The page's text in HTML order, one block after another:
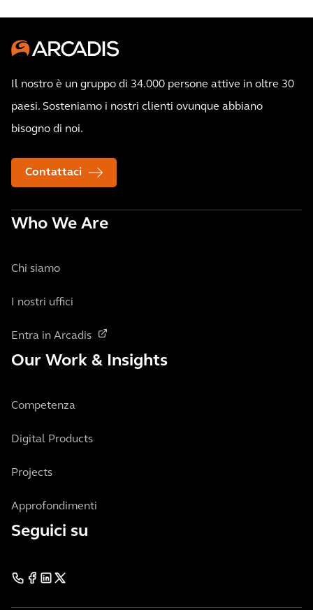
Il nostro è un gruppo di 34.000 persone attive in oltre 30
paesi. Sosteniamo i nostri clienti ovunque abbiano
bisogno di noi.
Contattaci
Who We Are
Chi siamo
I nostri uffici
Entra in Arcadis
Our Work & Insights
Competenza
Digital Products
Projects
Approfondimenti
Seguici su